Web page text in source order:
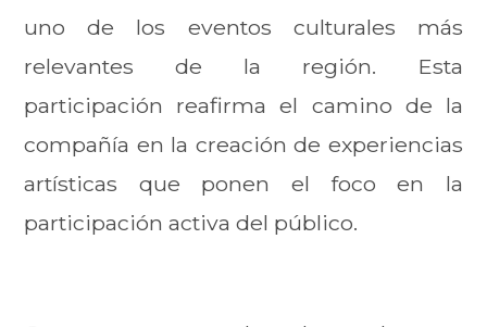
uno de los eventos culturales más
relevantes de la región. Esta
participación reafirma el camino de la
compañía en la creación de experiencias
artísticas que ponen el foco en la
participación activa del público.